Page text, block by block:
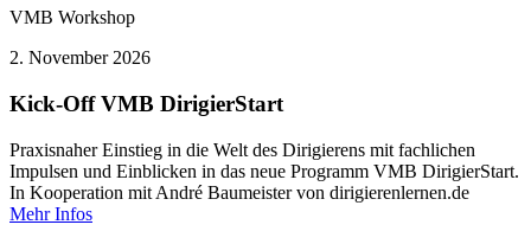
VMB Workshop
2. November 2026
Kick-Off VMB DirigierStart
Praxisnaher Einstieg in die Welt des Dirigierens mit fachlichen
Impulsen und Einblicken in das neue Programm VMB DirigierStart.
In Kooperation mit André Baumeister von dirigierenlernen.de
Mehr Infos